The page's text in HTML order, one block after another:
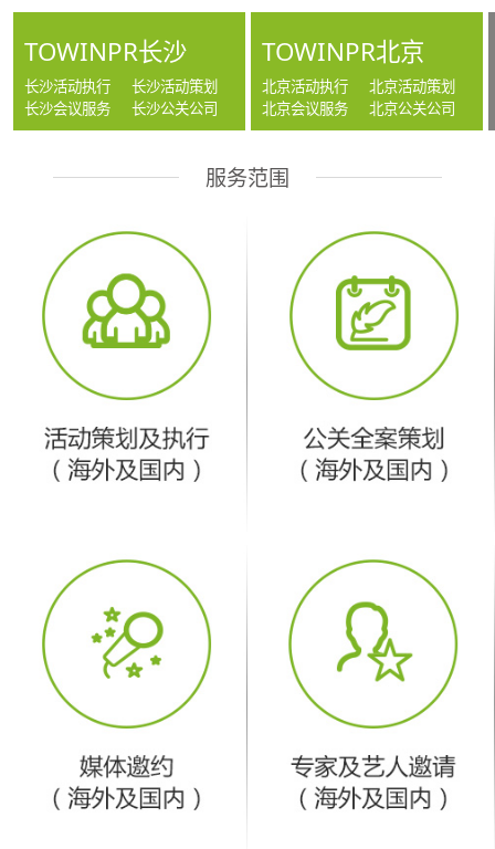
TOWINPR长沙
长沙活动执行
长沙活动策划
长沙会议服务
长沙公关公司
TOWINPR北京
北京活动执行
北京活动策划
北京会议服务
北京公关公司
服务范围